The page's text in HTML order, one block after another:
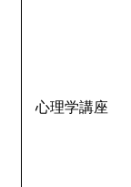
心理学講座